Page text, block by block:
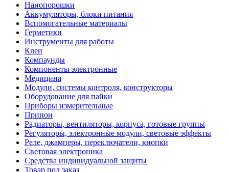
Нанопорошки
Аккумуляторы, блоки питания
Вспомогательные материалы
Герметики
Инструменты для работы
Клеи
Компаунды
Компоненты электронные
Медицина
Модули, системы контроля, конструкторы
Оборудование для пайки
Приборы измерительные
Припои
Радиаторы, вентиляторы, корпуса, готовые группы
Регуляторы, электронные модули, световые эффекты
Реле, джамперы, переключатели, кнопки
Световая электроника
Средства индивидуальной защиты
Товар под заказ